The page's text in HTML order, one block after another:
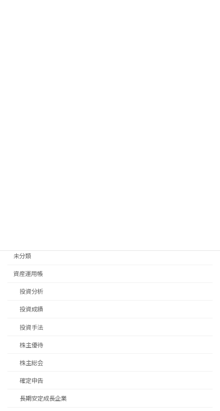
未分類
資産運用帳
投資分析
投資成績
投資手法
株主優待
株主総会
確定申告
長期安定成長企業